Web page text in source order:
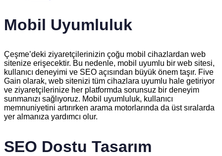
Mobil Uyumluluk
Çeşme’deki ziyaretçilerinizin çoğu mobil cihazlardan web
sitenize erişecektir. Bu nedenle, mobil uyumlu bir web sitesi,
kullanıcı deneyimi ve SEO açısından büyük önem taşır. Five
Gain olarak, web sitenizi tüm cihazlara uyumlu hale getiriyor
ve ziyaretçilerinize her platformda sorunsuz bir deneyim
sunmanızı sağlıyoruz. Mobil uyumluluk, kullanıcı
memnuniyetini artırırken arama motorlarında da üst sıralarda
yer almanıza yardımcı olur.
SEO Dostu Tasarım